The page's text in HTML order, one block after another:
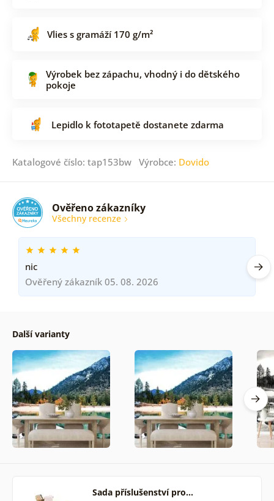
Vlies s gramáží 170 g/m²
Výrobek bez zápachu, vhodný i do dětského
pokoje
Lepidlo k fototapetě dostanete zdarma
Katalogové číslo: tap153bw Výrobce: Dovido
Ověřeno zákazníky
Všechny recenze
nic
Ověřený zákazník 05. 08. 2026
Další varianty
Sada příslušenství pro…